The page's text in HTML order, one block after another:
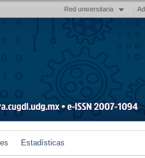
Red universitaria
Estadísticas